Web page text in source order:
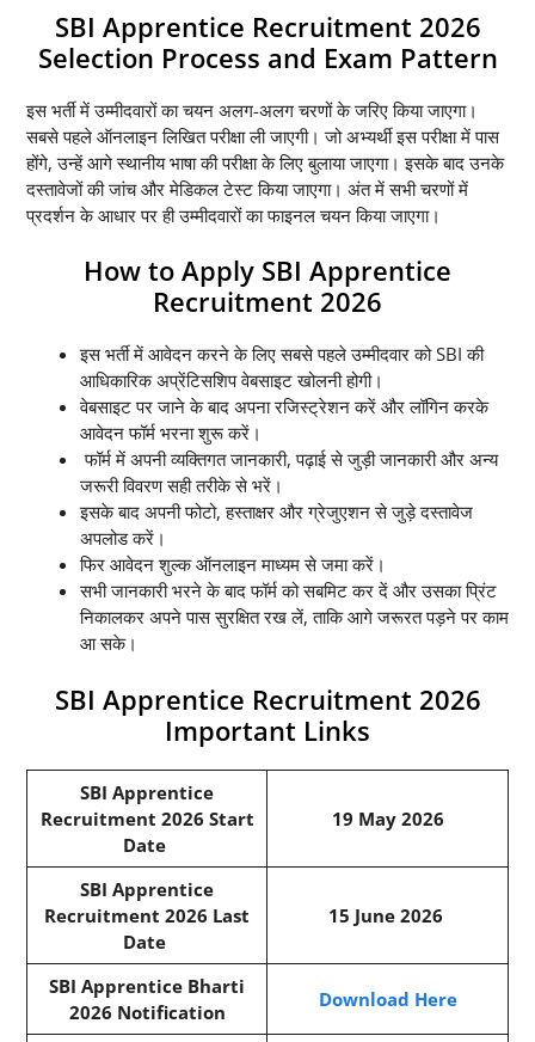
SBI Apprentice Recruitment 2026
Selection Process and Exam Pattern
इस भर्ती में उम्मीदवारों का चयन अलग-अलग चरणों के जरिए किया जाएगा।
सबसे पहले ऑनलाइन लिखित परीक्षा ली जाएगी। जो अभ्यर्थी इस परीक्षा में पास
होंगे, उन्हें आगे स्थानीय भाषा की परीक्षा के लिए बुलाया जाएगा। इसके बाद उनके
दस्तावेजों की जांच और मेडिकल टेस्ट किया जाएगा। अंत में सभी चरणों में
प्रदर्शन के आधार पर ही उम्मीदवारों का फाइनल चयन किया जाएगा।
How to Apply SBI Apprentice
Recruitment 2026
इस भर्ती में आवेदन करने के लिए सबसे पहले उम्मीदवार को SBI की
आधिकारिक अप्रेंटिसशिप वेबसाइट खोलनी होगी।
वेबसाइट पर जाने के बाद अपना रजिस्ट्रेशन करें और लॉगिन करके
आवेदन फॉर्म भरना शुरू करें।
फॉर्म में अपनी व्यक्तिगत जानकारी, पढ़ाई से जुड़ी जानकारी और अन्य
जरूरी विवरण सही तरीके से भरें।
इसके बाद अपनी फोटो, हस्ताक्षर और ग्रेजुएशन से जुड़े दस्तावेज
अपलोड करें।
फिर आवेदन शुल्क ऑनलाइन माध्यम से जमा करें।
सभी जानकारी भरने के बाद फॉर्म को सबमिट कर दें और उसका प्रिंट
निकालकर अपने पास सुरक्षित रख लें, ताकि आगे जरूरत पड़ने पर काम
आ सके।
SBI Apprentice Recruitment 2026
Important Links
SBI Apprentice
Recruitment 2026 Start
Date
19 May 2026
SBI Apprentice
Recruitment 2026 Last
Date
15 June 2026
SBI Apprentice Bharti
2026 Notification
Download Here